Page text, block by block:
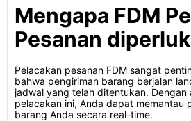
Mengapa FDM
Pesanan
Pelacakan pesanan FDM sangat
bahwa pengiriman barang berjalan
jadwal yang telah ditentukan. Dengan
pelacakan ini, Anda dapat memantau
barang Anda secara real-time.